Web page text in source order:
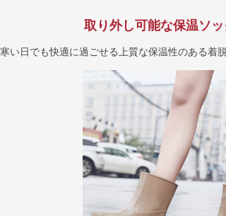
取り外し可能な保温ソッ
寒い日でも快適に過ごせる上質な保温性のある着